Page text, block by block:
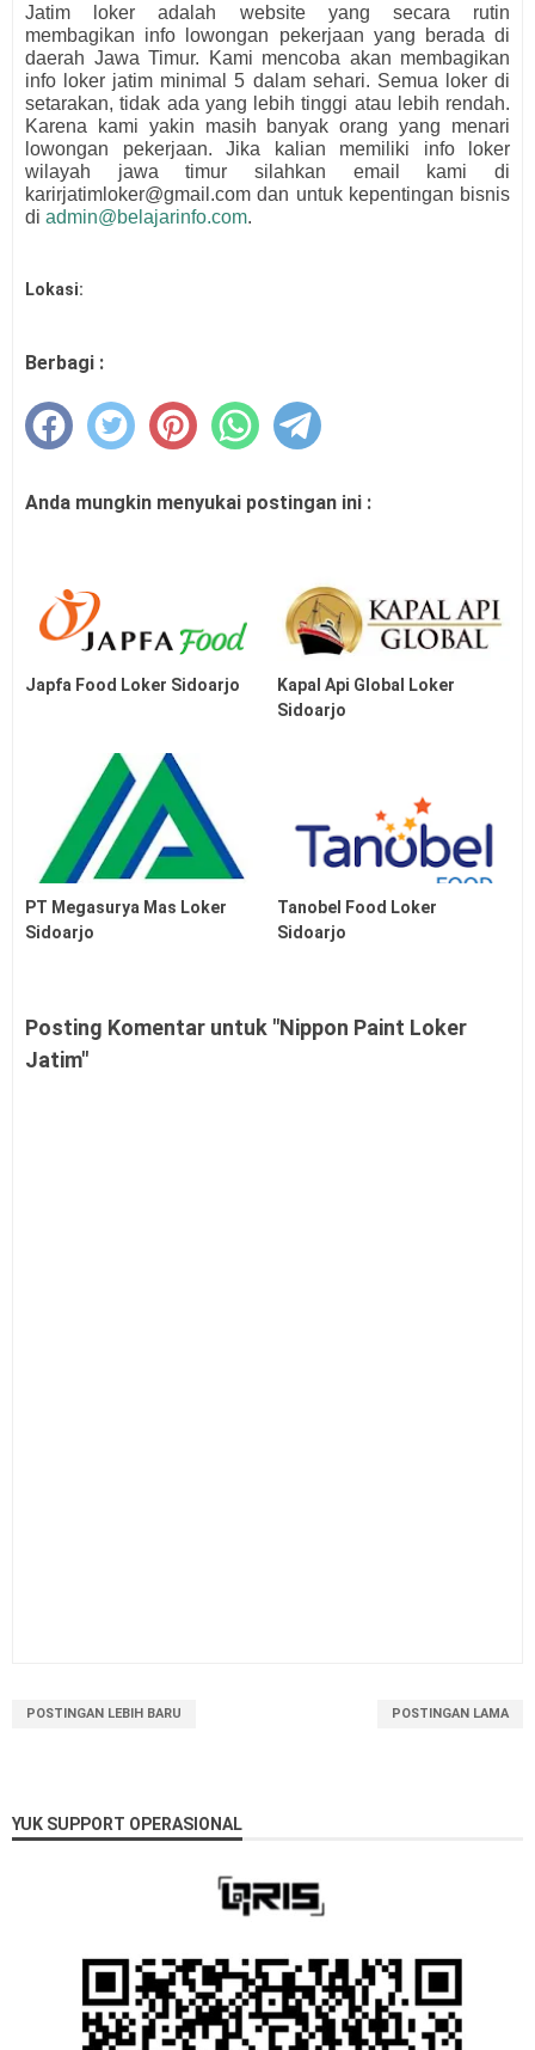
Jatim loker adalah website yang secara rutin
membagikan info lowongan pekerjaan yang berada di
daerah Jawa Timur. Kami mencoba akan membagikan
info loker jatim minimal 5 dalam sehari. Semua loker di
setarakan, tidak ada yang lebih tinggi atau lebih rendah.
Karena kami yakin masih banyak orang yang menari
lowongan pekerjaan. Jika kalian memiliki info loker
wilayah jawa timur silahkan email kami di
karirjatimloker@gmail.com dan untuk kepentingan bisnis
di admin@belajarinfo.com.
Lokasi:
Berbagi :
Anda mungkin menyukai postingan ini :
Japfa Food Loker Sidoarjo
Kapal Api Global Loker
Sidoarjo
PT Megasurya Mas Loker
Sidoarjo
Tanobel Food Loker
Sidoarjo
Posting Komentar untuk "Nippon Paint Loker
Jatim"
POSTINGAN LEBIH BARU POSTINGAN LAMA
YUK SUPPORT OPERASIONAL